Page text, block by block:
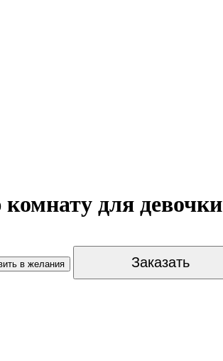
для девочки
в желания Заказать